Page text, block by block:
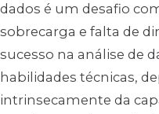
dados é um desafio
sobrecarga e falta de
sucesso na análise de
habilidades técnicas,
intrinsecamente da